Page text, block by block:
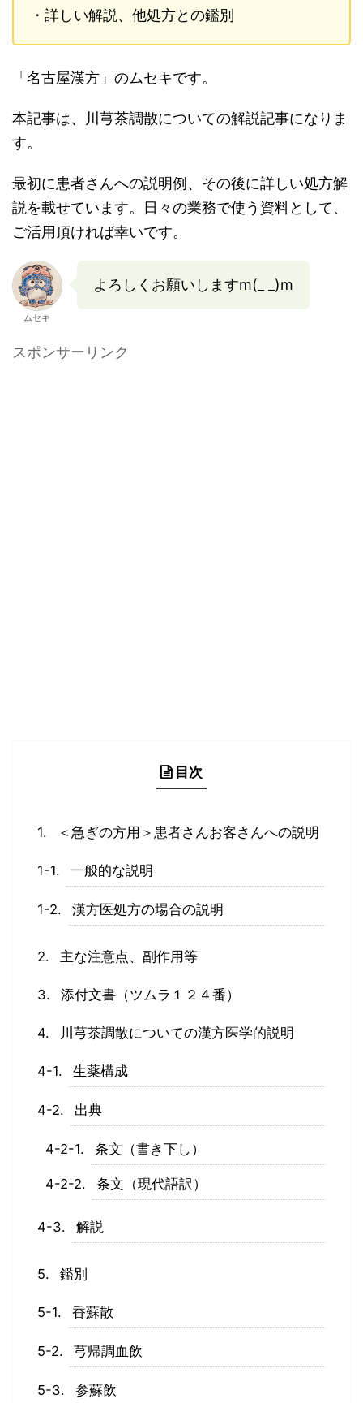
・詳しい解説、他処方との鑑別
「名古屋漢方」のムセキです。
本記事は、川芎茶調散についての解説記事になりま
す。
最初に患者さんへの説明例、その後に詳しい処方解
説を載せています。日々の業務で使う資料として、
ご活用頂ければ幸いです。
ムセキ
よろしくお願いしますm(_ _)m
スポンサーリンク
目次
＜急ぎの方用＞患者さんお客さんへの説明
一般的な説明
漢方医処方の場合の説明
主な注意点、副作用等
添付文書（ツムラ１２４番）
川芎茶調散についての漢方医学的説明
生薬構成
出典
条文（書き下し）
条文（現代語訳）
解説
鑑別
香蘇散
芎帰調血飲
参蘇飲